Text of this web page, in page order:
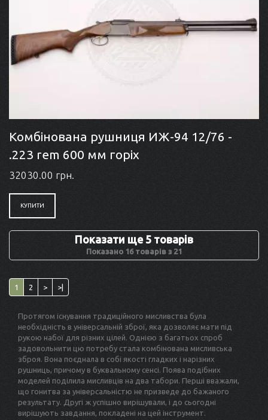
Комбінована рушниця ИЖ-94 12/76 -
.223 rem 600 мм горіх
32030.00 грн.
КУПИТИ
Показати ще 5 товарів
Показано 16 товарів з 21
1 2 > >|
Протягом існування традиційного мисливства була
необхідність в універсальній зброї, яка дозволяє мати під
рукою набої для різних цілей. Однією з багатьох спроб
задовольнити цю потребу стала комбінована мисливська
зброя. Вона поєднала в собі якості гладких і нарізних
рушниць, причому в буквальному сенсі. Поява подібних
моделей поділила мисливців на два табори. Перші вважали,
що гонитва за універсальністю не призведе до бажаного
результату. Другі ж успішно вирішували, і до сьогодні
вирішують завдання, покладені на цей інструмент.